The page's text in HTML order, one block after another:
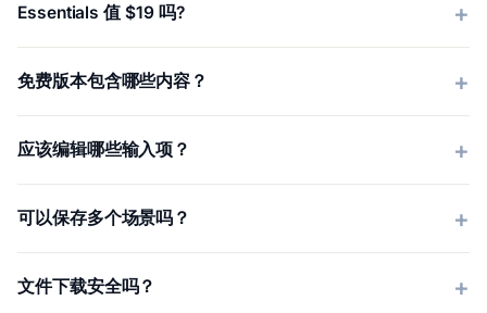
Essentials 值 $19 吗?
免费版本包含哪些内容？
应该编辑哪些输入项？
可以保存多个场景吗？
文件下载安全吗？